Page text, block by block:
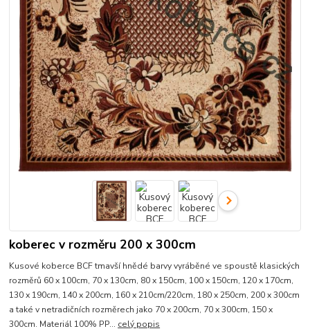
koberec v rozměru 200 x 300cm
Kusové koberce BCF tmavší hnědé barvy vyráběné ve spoustě klasických
rozměrů 60 x 100cm, 70 x 130cm, 80 x 150cm, 100 x 150cm, 120 x 170cm,
130 x 190cm, 140 x 200cm, 160 x 210cm/220cm, 180 x 250cm, 200 x 300cm
a také v netradičních rozměrech jako 70 x 200cm, 70 x 300cm, 150 x
300cm. Materiál 100% PP... celý popis